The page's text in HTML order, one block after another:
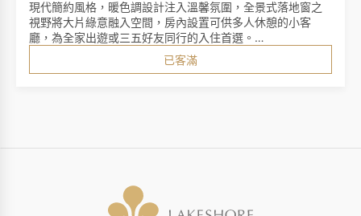
現代簡約風格，暖色調設計注入溫馨氛圍，全景式落地窗之
視野將大片綠意融入空間，房內設置可供多人休憩的小客
廳，為全家出遊或三五好友同行的入住首選。
採用英國百年皇室御用名床Slumberland斯林百蘭。
已客滿